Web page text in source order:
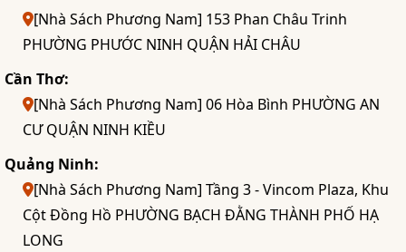
[Nhà Sách Phương Nam] 153 Phan Châu Trinh
PHƯỜNG PHƯỚC NINH QUẬN HẢI CHÂU
Cần Thơ:
[Nhà Sách Phương Nam] 06 Hòa Bình PHƯỜNG AN
CƯ QUẬN NINH KIỀU
Quảng Ninh:
[Nhà Sách Phương Nam] Tầng 3 - Vincom Plaza, Khu
Cột Đồng Hồ PHƯỜNG BẠCH ĐẰNG THÀNH PHỐ HẠ
LONG